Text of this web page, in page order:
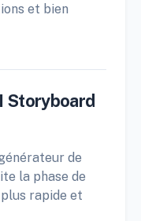
et bien
Storyboard
de
la phase de
rapide et